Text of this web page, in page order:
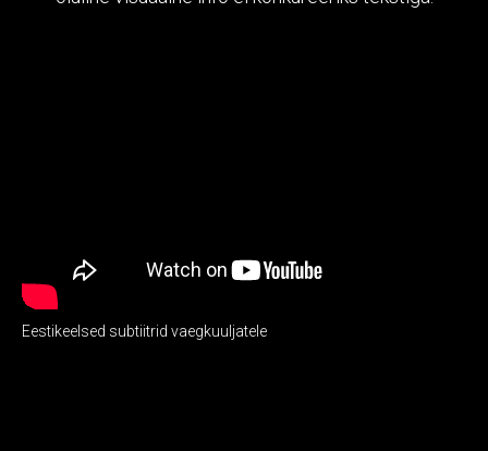
Eestikeelsed subtiitrid vaegkuuljatele